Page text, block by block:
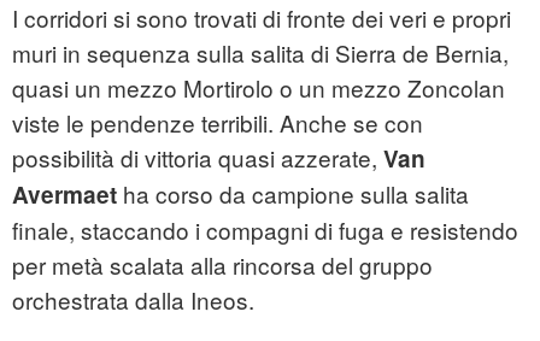
I corridori si sono trovati di fronte dei veri e propri
muri in sequenza sulla salita di Sierra de Bernia,
quasi un mezzo Mortirolo o un mezzo Zoncolan
viste le pendenze terribili. Anche se con
possibilità di vittoria quasi azzerate, Van
Avermaet ha corso da campione sulla salita
finale, staccando i compagni di fuga e resistendo
per metà scalata alla rincorsa del gruppo
orchestrata dalla Ineos.